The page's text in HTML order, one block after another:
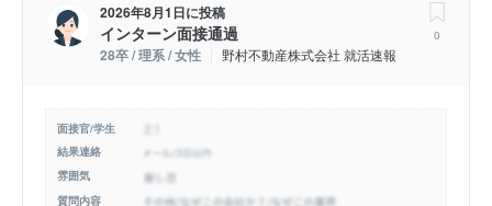
2026年8月1日に投稿
インターン面接通過
28卒 / 理系 / 女性 野村不動産株式会社 就活速報
0
面接官/学生
結果連絡
雰囲気
質問内容